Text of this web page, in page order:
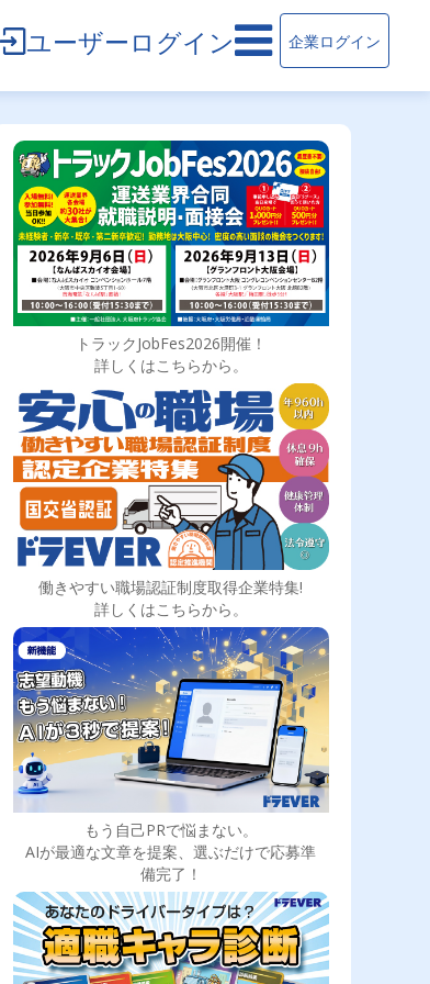
ユーザーログイン 企業ログイン
トラックJobFes2026開催！
詳しくはこちらから。
働きやすい職場認証制度取得企業特集!
詳しくはこちらから。
もう自己PRで悩まない。
AIが最適な文章を提案、選ぶだけで応募準
備完了！